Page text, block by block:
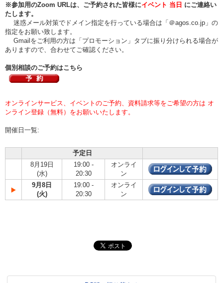
※参加用のZoom URLは、ご予約された皆様にイベント 当日 にご連絡い
たします。
迷惑メール対策でドメイン指定を行っている場合は「＠agos.co.jp」の
指定をお願い致します。
Gmailをご利用の方は「プロモーション」タブに振り分けられる場合が
ありますので、合わせてご確認ください。
個別相談のご予約はこちら
オンラインサービス、イベントのご予約、資料請求等をご希望の方は オ
ンライン登録（無料）をお願いいたします。
開催日一覧:
予定日
8月19日
(水)
19:00 -
20:30
オンライ
ン
9月8日
(火)
19:00 -
20:30
オンライ
ン